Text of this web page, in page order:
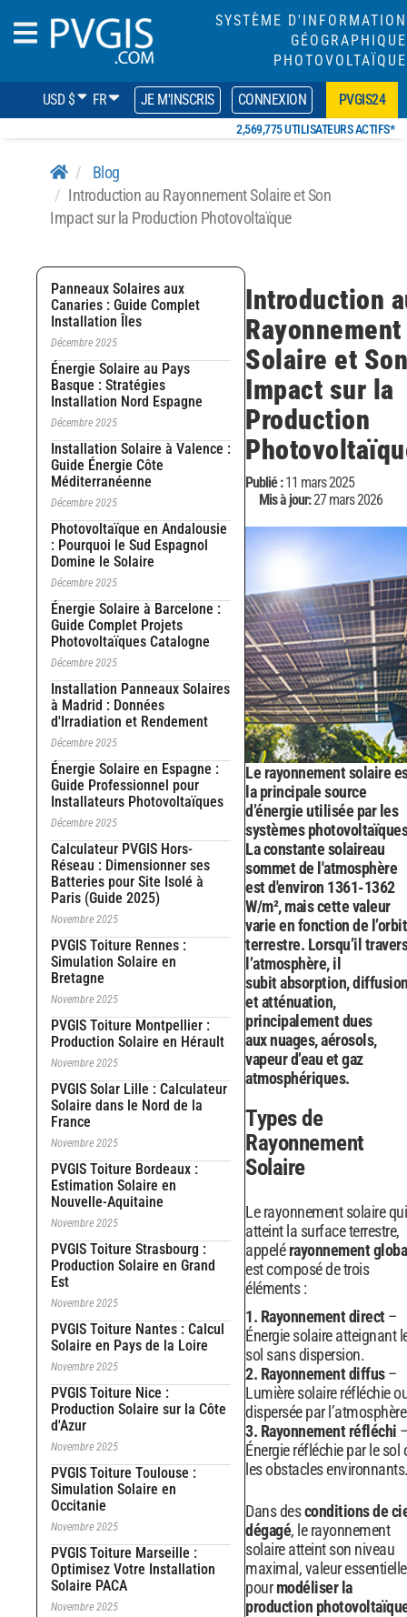
SYSTÈME D'INFORMATION
GÉOGRAPHIQUE
PHOTOVOLTAÏQUE
USD $ FR JE M'INSCRIS CONNEXION PVGIS24
2,569,775 UTILISATEURS ACTIFS*
Blog
Introduction au Rayonnement Solaire et Son
Impact sur la Production Photovoltaïque
Panneaux Solaires aux
Canaries : Guide Complet
Installation Îles
Décembre 2025
Énergie Solaire au Pays
Basque : Stratégies
Installation Nord Espagne
Décembre 2025
Installation Solaire à Valence :
Guide Énergie Côte
Méditerranéenne
Décembre 2025
Photovoltaïque en Andalousie
: Pourquoi le Sud Espagnol
Domine le Solaire
Décembre 2025
Énergie Solaire à Barcelone :
Guide Complet Projets
Photovoltaïques Catalogne
Décembre 2025
Installation Panneaux Solaires
à Madrid : Données
d'Irradiation et Rendement
Décembre 2025
Énergie Solaire en Espagne :
Guide Professionnel pour
Installateurs Photovoltaïques
Décembre 2025
Calculateur PVGIS Hors-
Réseau : Dimensionner ses
Batteries pour Site Isolé à
Paris (Guide 2025)
Novembre 2025
PVGIS Toiture Rennes :
Simulation Solaire en
Bretagne
Novembre 2025
PVGIS Toiture Montpellier :
Production Solaire en Hérault
Novembre 2025
PVGIS Solar Lille : Calculateur
Solaire dans le Nord de la
France
Novembre 2025
PVGIS Toiture Bordeaux :
Estimation Solaire en
Nouvelle-Aquitaine
Novembre 2025
PVGIS Toiture Strasbourg :
Production Solaire en Grand
Est
Novembre 2025
PVGIS Toiture Nantes : Calcul
Solaire en Pays de la Loire
Novembre 2025
PVGIS Toiture Nice :
Production Solaire sur la Côte
d'Azur
Novembre 2025
PVGIS Toiture Toulouse :
Simulation Solaire en
Occitanie
Novembre 2025
PVGIS Toiture Marseille :
Optimisez Votre Installation
Solaire PACA
Novembre 2025
Introduction
Rayonnement
Solaire et Son
Impact sur la
Production
Publié : 11 mars 2025
Mis à jour:27 mars 2026
Le rayonnement solaire
la principale source
d’énergie utilisée par les
systèmes
La constante solaireau
sommet de l'atmosphère
est d'environ 1361-1362
W/m², mais cette valeur
varie en fonction de
terrestre. Lorsqu’il
l’atmosphère, il
subit absorption,
et atténuation,
principalement dues
aux nuages, aérosols,
vapeur d’eau et gaz
atmosphériques.
Types de
Rayonnement
Solaire
Le rayonnement solaire qui
atteint la surface terrestre,
appelérayonnement
est composé de trois
éléments :
1. Rayonnement direct –
Énergie solaire atteignant
sol sans dispersion.
2. Rayonnement diffus–
Lumière solaire réfléchie
dispersée par
3. Rayonnement réfléchi
Énergie réfléchie par le sol
les obstacles
Dans desconditions de
dégagé, le rayonnement
solaire atteint son niveau
maximal, valeur essentielle
pourmodéliser la
production